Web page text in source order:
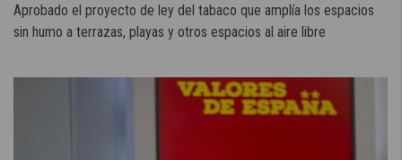
Aprobado el proyecto de ley del tabaco que amplía los espacios
sin humo a terrazas, playas y otros espacios al aire libre